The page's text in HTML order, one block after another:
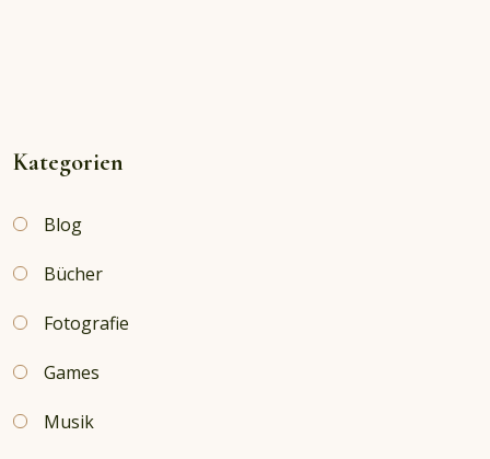
Kategorien
Blog
Bücher
Fotografie
Games
Musik